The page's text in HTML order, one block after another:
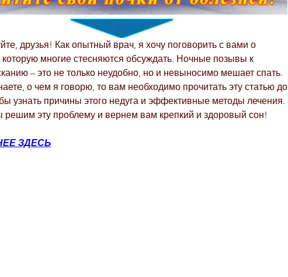
друзья! Как опытный врач, я хочу поговорить с вами о
многие стесняются обсуждать. Ночные позывы к
– это не только неудобно, но и невыносимо мешает спать.
о чем я говорю, то вам необходимо прочитать эту статью до
узнать причины этого недуга и эффективные методы лечения.
решим эту проблему и вернем вам крепкий и здоровый сон!
ЗДЕСЬ